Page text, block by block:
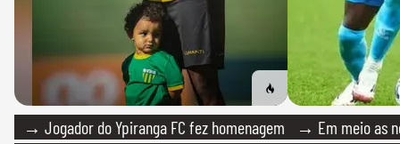
→ Jogador do Ypiranga FC fez homenagem
→ Em meio as